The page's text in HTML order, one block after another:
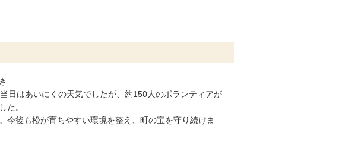
―
日はあいにくの天気でしたが、約150人のボランティアが
た。
今後も松が育ちやすい環境を整え、町の宝を守り続けま